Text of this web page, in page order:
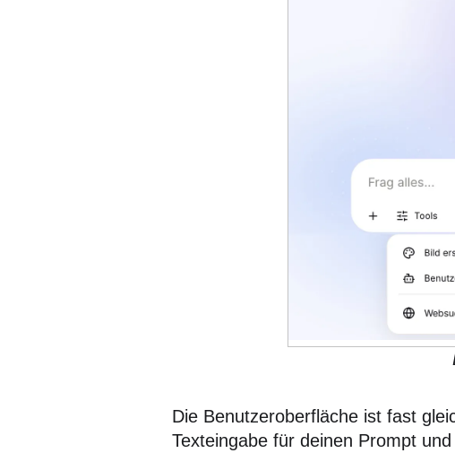
Die Benutzeroberfläche ist fast
Texteingabe für deinen Prompt